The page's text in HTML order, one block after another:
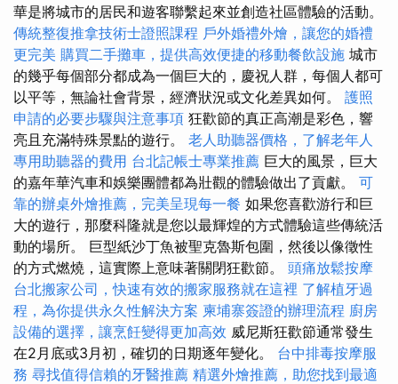
華是將城市的居民和遊客聯繫起來並創造社區體驗的活動。
傳統整復推拿技術士證照課程 戶外婚禮外燴，讓您的婚禮
更完美 購買二手攤車，提供高效便捷的移動餐飲設施 城市
的幾乎每個部分都成為一個巨大的，慶祝人群，每個人都可
以平等，無論社會背景，經濟狀況或文化差異如何。 護照
申請的必要步驟與注意事項 狂歡節的真正高潮是彩色，響
亮且充滿特殊景點的遊行。 老人助聽器價格，了解老年人
專用助聽器的費用 台北記帳士專業推薦 巨大的風景，巨大
的嘉年華汽車和娛樂團體都為壯觀的體驗做出了貢獻。 可
靠的辦桌外燴推薦，完美呈現每一餐 如果您喜歡游行和巨
大的遊行，那麼科隆就是您以最輝煌的方式體驗這些傳統活
動的場所。 巨型紙沙丁魚被聖克魯斯包圍，然後以像徵性
的方式燃燒，這實際上意味著關閉狂歡節。 頭痛放鬆按摩
台北搬家公司，快速有效的搬家服務就在這裡 了解植牙過
程，為你提供永久性解決方案 柬埔寨簽證的辦理流程 廚房
設備的選擇，讓烹飪變得更加高效 威尼斯狂歡節通常發生
在2月底或3月初，確切的日期逐年變化。 台中排毒按摩服
務 尋找值得信賴的牙醫推薦 精選外燴推薦，助您找到最適